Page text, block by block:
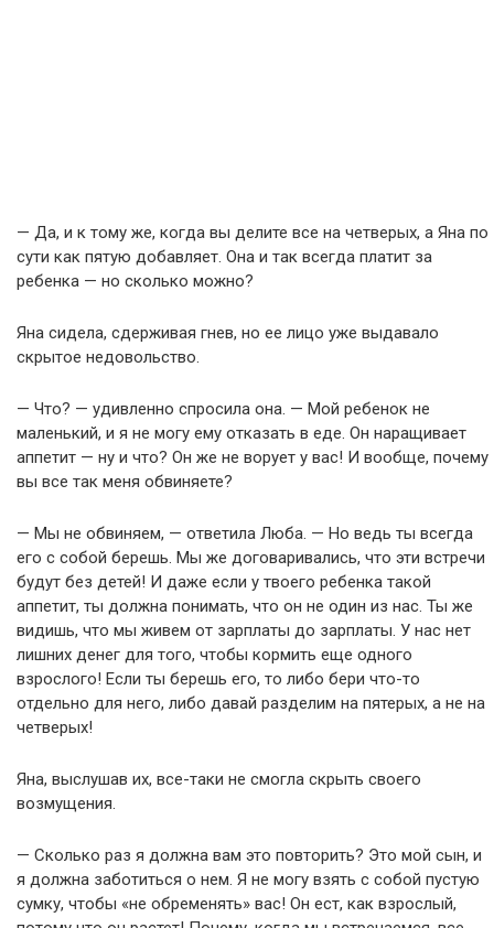
— Да, и к тому же, когда вы делите все на четверых, а Яна по
сути как пятую добавляет. Она и так всегда платит за
ребенка — но сколько можно?
Яна сидела, сдерживая гнев, но ее лицо уже выдавало
скрытое недовольство.
— Что? — удивленно спросила она. — Мой ребенок не
маленький, и я не могу ему отказать в еде. Он наращивает
аппетит — ну и что? Он же не ворует у вас! И вообще, почему
вы все так меня обвиняете?
— Мы не обвиняем, — ответила Люба. — Но ведь ты всегда
его с собой берешь. Мы же договаривались, что эти встречи
будут без детей! И даже если у твоего ребенка такой
аппетит, ты должна понимать, что он не один из нас. Ты же
видишь, что мы живем от зарплаты до зарплаты. У нас нет
лишних денег для того, чтобы кормить еще одного
взрослого! Если ты берешь его, то либо бери что-то
отдельно для него, либо давай разделим на пятерых, а не на
четверых!
Яна, выслушав их, все-таки не смогла скрыть своего
возмущения.
— Сколько раз я должна вам это повторить? Это мой сын, и
я должна заботиться о нем. Я не могу взять с собой пустую
сумку, чтобы «не обременять» вас! Он ест, как взрослый,